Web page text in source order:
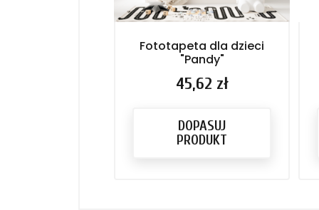
Fototapeta dla dzieci
"Pandy"
Cena
45,62 zł
DOPASUJ
PRODUKT